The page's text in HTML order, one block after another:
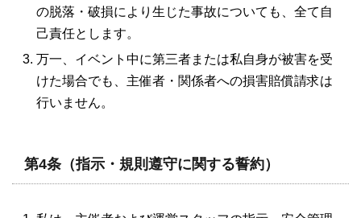
の脱落・破損により生じた事故についても、全て自
己責任とします。
万一、イベント中に第三者または私自身が被害を受
けた場合でも、主催者・関係者への損害賠償請求は
行いません。
第4条（指示・規則遵守に関する誓約）